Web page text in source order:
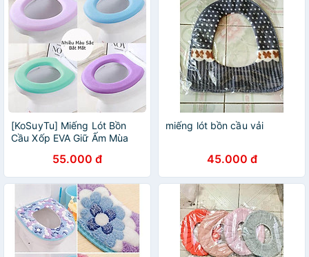
[KoSuyTu] Miếng Lót Bồn
Cầu Xốp EVA Giữ Ấm Mùa
Không Thấm Nước, Dễ Vệ
Sinh
55.000 đ
miếng lót bồn cầu vải
45.000 đ